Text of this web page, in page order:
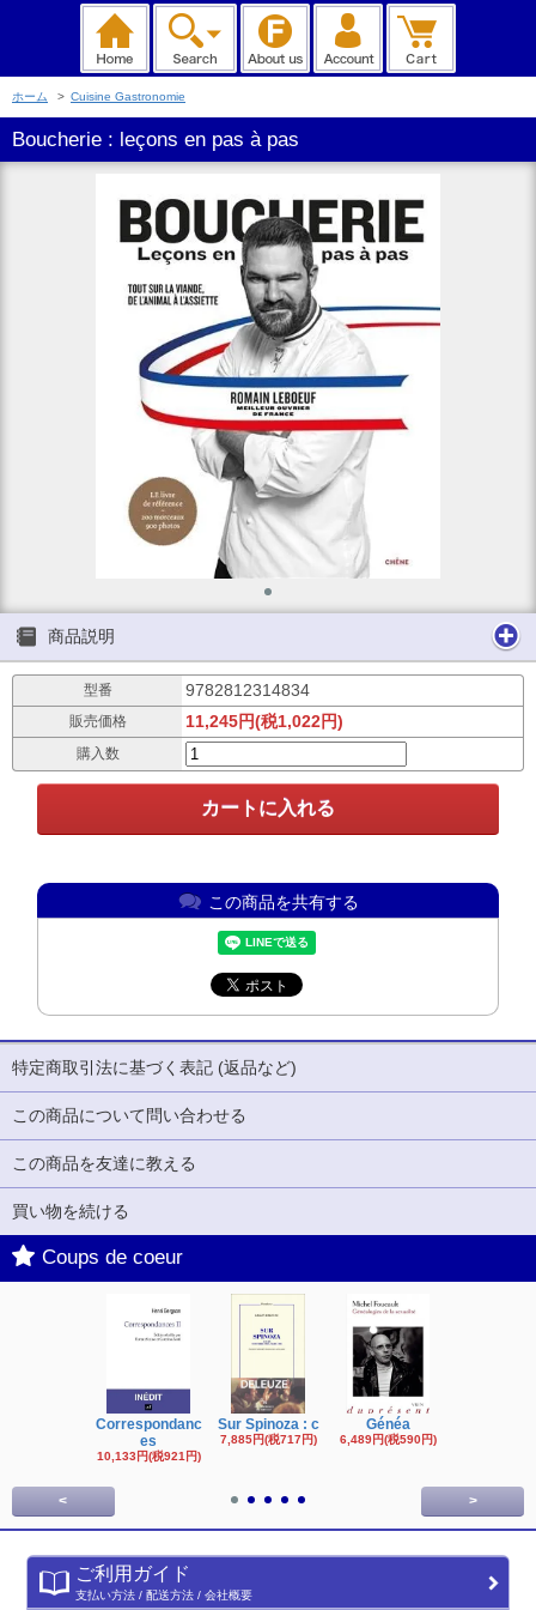
ホーム > Cuisine Gastronomie
Boucherie : leçons en pas à pas
商品説明
型番 9782812314834
販売価格 11,245円(税1,022円)
購入数
この商品を共有する
特定商取引法に基づく表記 (返品など)
この商品について問い合わせる
この商品を友達に教える
買い物を続ける
Coups de coeur
Correspondanc
es
10,133円(税921円)
Sur Spinoza : c
7,885円(税717円)
Généa
6,489円(税590円)
< >
ご利用ガイド
支払い方法 / 配送方法 / 会社概要